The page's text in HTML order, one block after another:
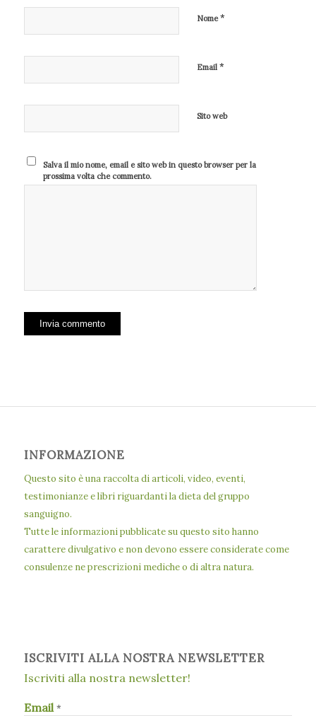
Nome*
Email *
Sito web
Salva il mio nome, email e sito web in questo browser per la
prossima volta che commento.
INFORMAZIONE
Questo sito è una raccolta di articoli, video, eventi,
testimonianze e libri riguardanti la dieta del gruppo
sanguigno.
Tutte le informazioni pubblicate su questo sito hanno
carattere divulgativo e non devono essere considerate come
consulenze ne prescrizioni mediche o di altra natura.
ISCRIVITI ALLA NOSTRA NEWSLETTER
Iscriviti alla nostra newsletter!
Email*